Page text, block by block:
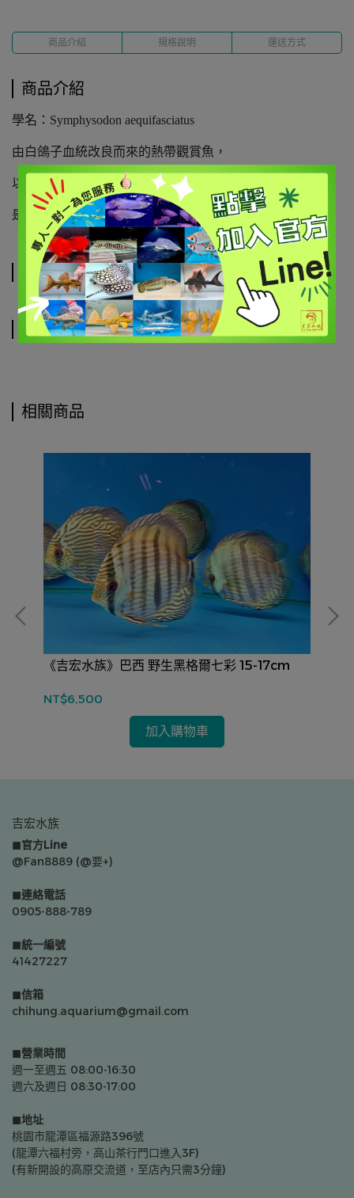
商品介紹 規格說明 運送方式
商品介紹
學名： Symphysodon aequifasciatus
由白鴿子血統改良而來的熱帶觀賞魚，
以純淨潔白的體色、高貴優雅的外表著稱，
是高雅的白系七彩品種。
規格說明
運送方式
相關商品
《吉宏水族》巴西 野生黑格爾七彩 15-17cm
NT$6,500
加入購物車
吉宏水族
◼官方Line
@Fan8889 (@要+)
◼連絡電話
0905-888-789
◼統一編號
41427227
◼信箱
chihung.aquarium@gmail.com
◼營業時間
週一至週五 08:00-16:30
週六及週日 08:30-17:00
◼地址
桃園市龍潭區福源路396號
(龍潭六福村旁，高山茶行門口進入3F)
(有新開設的高原交流道，至店內只需3分鐘)